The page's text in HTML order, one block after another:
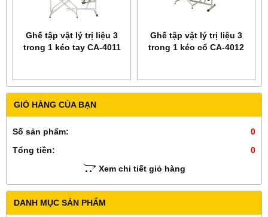
GIỎ HÀNG CỦA BẠN
Số sản phẩm:
0
Tổng tiền:
0
Xem chi tiết giỏ hàng
DANH MỤC SẢN PHẨM
Ghế tập vật lý trị liệu 3
trong 1 kéo tay CA-4011
Ghế tập vật lý trị liệu 3
trong 1 kéo cổ CA-4012